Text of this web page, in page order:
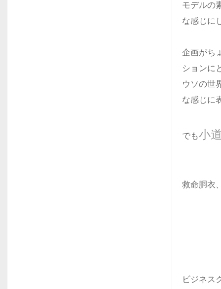
モデルの
な感じに
企画がち
ションに
ウソの世
な感じに
でも小
救命胴衣
ビジネス